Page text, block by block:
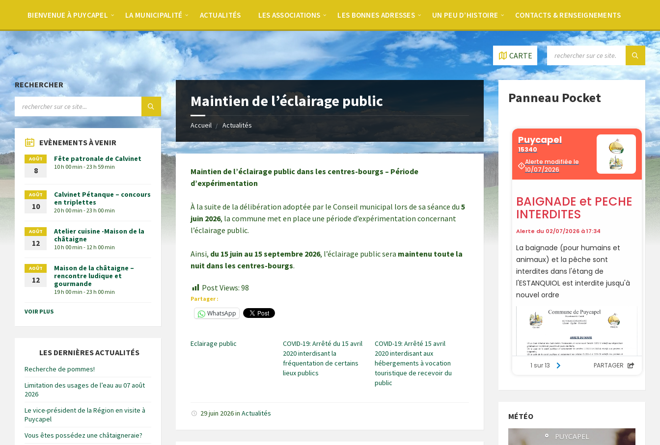
BIENVENUE À PUYCAPEL LA MUNICIPALITÉ ACTUALITÉS LES ASSOCIATIONS LES BONNES ADRESSES UN PEU D’HISTOIRE CONTACTS & RENSEIGNEMENTS
CARTE
Maintien de l’éclairage public
Accueil Actualités
Maintien de l’éclairage public dans les centres-bourgs – Période
d’expérimentation
À la suite de la délibération adoptée par le Conseil municipal lors de sa séance du5
juin 2026, la commune met en place une période d’expérimentation concernant
l’éclairage public.
Ainsi, du 15 juin au 15 septembre 2026, l’éclairage public sera maintenu toute la
nuit dans les centres-bourgs.
Post Views: 98
Partager :
WhatsApp
Eclairage public
COVID-19: Arrêté du 15 avril
2020 interdisant la
fréquentation de certains
lieux publics
COVID-19: Arrêté 15 avril
2020 interdisant aux
hébergements à vocation
touristique de recevoir du
public
29 juin 2026inActualités
RECHERCHER
EVÈNEMENTS À VENIR
AOÛT
8
Fête patronale de Calvinet
10 h 00 min - 23 h 59 min
AOÛT
10
Calvinet Pétanque – concours
en triplettes
20 h 00 min - 23 h 00 min
AOÛT
12
Atelier cuisine -Maison de la
châtaigne
10 h 00 min - 12 h 00 min
AOÛT
12
Maison de la châtaigne –
rencontre ludique et
gourmande
19 h 00 min - 23 h 00 min
VOIR PLUS
LES DERNIÈRES ACTUALITÉS
Recherche de pommes!
Limitation des usages de l’eau au 07 août
2026
Le vice-président de la Région en visite à
Puycapel
Vous êtes possédez une châtaigneraie?
Panneau Pocket
MÉTÉO
PUYCAPEL
°